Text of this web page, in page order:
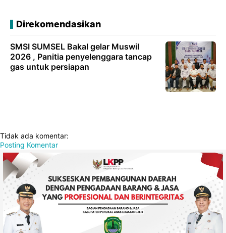
Direkomendasikan
SMSI SUMSEL Bakal gelar Muswil
2026 , Panitia penyelenggara tancap
gas untuk persiapan
Tidak ada komentar:
Posting Komentar